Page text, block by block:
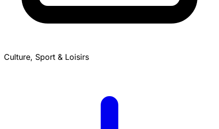
Culture, Sport & Loisirs